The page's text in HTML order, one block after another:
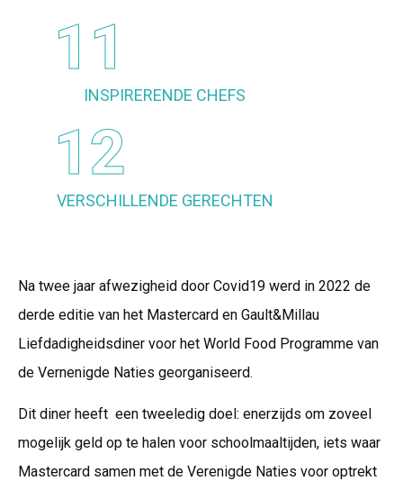
INSPIRERENDE CHEFS
11
VERSCHILLENDE GERECHTEN
12
Na twee jaar afwezigheid door Covid19 werd in 2022 de
derde editie van het Mastercard en Gault&Millau
Liefdadigheidsdiner voor het World Food Programme van
de Vernenigde Naties georganiseerd.
Dit diner heeft een tweeledig doel: enerzijds om zoveel
mogelijk geld op te halen voor schoolmaaltijden, iets waar
Mastercard samen met de Verenigde Naties voor optrekt